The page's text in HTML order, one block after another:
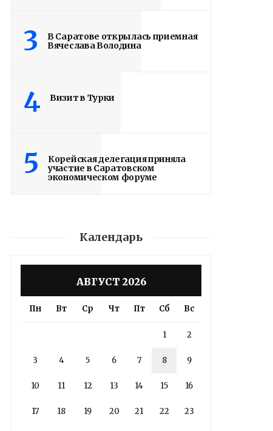
3
В Саратове открылась приемная
Вячеслава Володина
4 Визит в Турки
5
Корейская делегация приняла
участие в Саратовском
экономическом форуме
Календарь
АВГУСТ 2026
Пн Вт Ср Чт Пт Сб Вс
1 2
3 4 5 6 7 8 9
10 11 12 13 14 15 16
17 18 19 20 21 22 23
Володин: 31 августа
РАБОТЫ БУДУТ
ЗАВЕРШЕНЫ